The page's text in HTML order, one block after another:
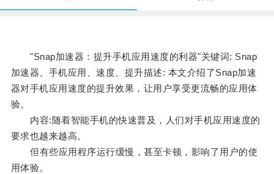
"Snap加速器：提升手机应用速度的利器"关键词: Snap
加速器、手机应用、速度、提升描述: 本文介绍了Snap加速
器对手机应用速度的提升效果，让用户享受更流畅的应用体
验。
内容:随着智能手机的快速普及，人们对手机应用速度的
要求也越来越高。
但有些应用程序运行缓慢，甚至卡顿，影响了用户的使
用体验。